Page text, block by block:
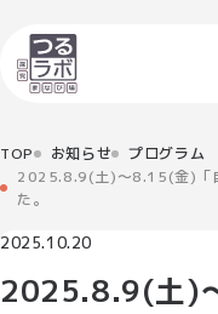
TOP お知らせ
プログラム
2025.8.9(土)～8.15(金)「
た。
2025.10.20
2025.8.9(土)